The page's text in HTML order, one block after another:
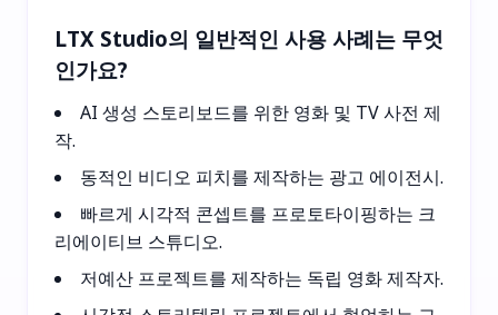
LTX Studio의 일반적인 사용 사례는 무엇
인가요?
AI 생성 스토리보드를 위한 영화 및 TV 사전 제
작.
동적인 비디오 피치를 제작하는 광고 에이전시.
빠르게 시각적 콘셉트를 프로토타이핑하는 크
리에이티브 스튜디오.
저예산 프로젝트를 제작하는 독립 영화 제작자.